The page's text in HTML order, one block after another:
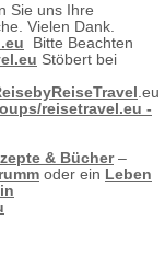
Sie uns Ihre
Vielen Dank.
Bitte Beachten
Stöbert bei
.eu
reisetravel.eu -
& Bücher–
oder ein Leben